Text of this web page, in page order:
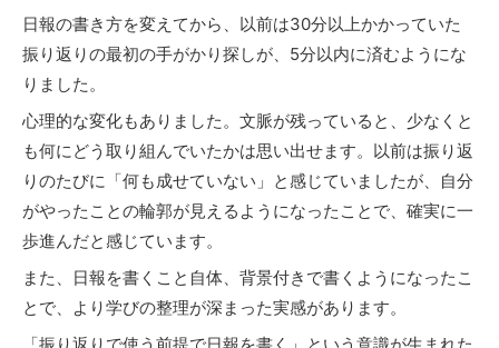
日報の書き方を変えてから、以前は30分以上かかっていた
振り返りの最初の手がかり探しが、5分以内に済むようにな
りました。
心理的な変化もありました。文脈が残っていると、少なくと
も何にどう取り組んでいたかは思い出せます。以前は振り返
りのたびに「何も成せていない」と感じていましたが、自分
がやったことの輪郭が見えるようになったことで、確実に一
歩進んだと感じています。
また、日報を書くこと自体、背景付きで書くようになったこ
とで、より学びの整理が深まった実感があります。